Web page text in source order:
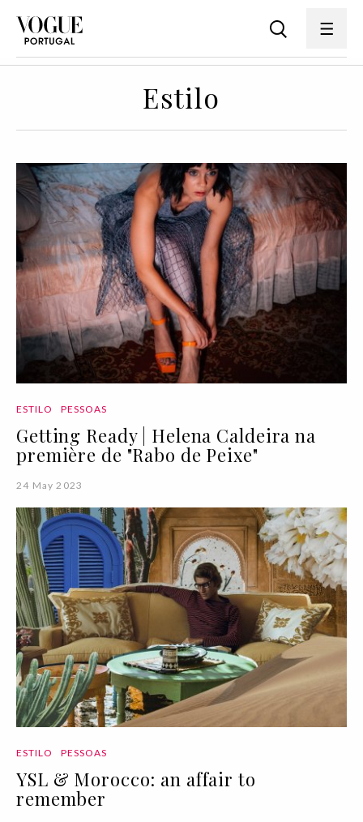
Estilo
ESTILO PESSOAS
Getting Ready | Helena Caldeira na
première de "Rabo de Peixe"
24 May 2023
ESTILO PESSOAS
YSL & Morocco: an affair to
remember